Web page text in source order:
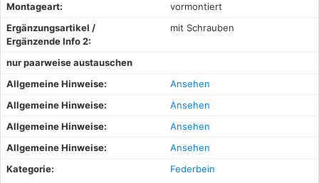
Montageart:
vormontiert
Ergänzungsartikel /
Ergänzende Info 2:
mit Schrauben
nur paarweise austauschen
Allgemeine Hinweise:
Ansehen
Allgemeine Hinweise:
Ansehen
Allgemeine Hinweise:
Ansehen
Allgemeine Hinweise:
Ansehen
Kategorie:
Federbein